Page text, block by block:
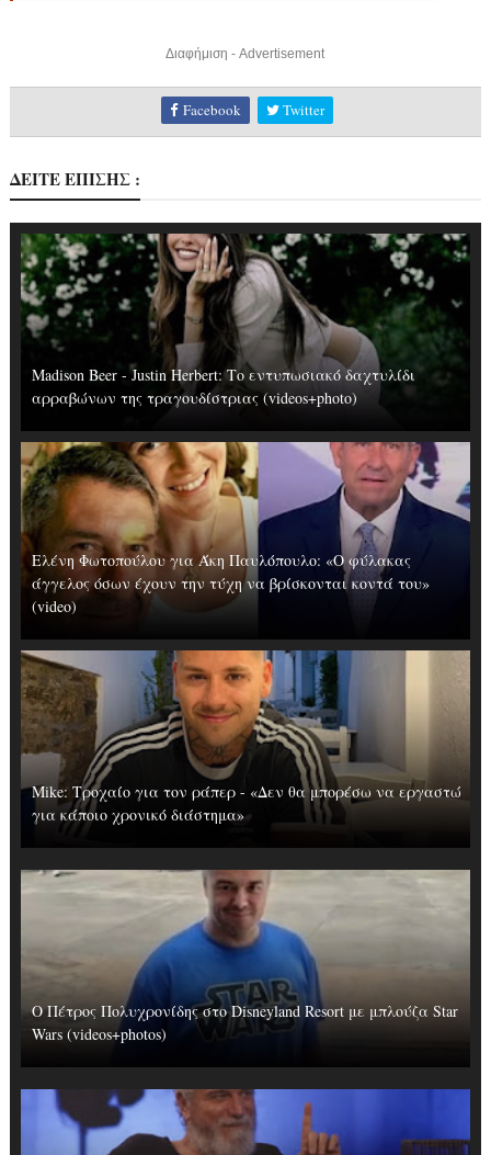
Διαφήμιση - Advertisement
Facebook Twitter
ΔΕΙΤΕ ΕΠΙΣΗΣ :
Madison Beer - Justin Herbert: Το εντυπωσιακό δαχτυλίδι
αρραβώνων της τραγουδίστριας (videos+photo)
Ελένη Φωτοπούλου για Άκη Παυλόπουλο: «Ο φύλακας
άγγελος όσων έχουν την τύχη να βρίσκονται κοντά του»
(video)
Mike: Τροχαίο για τον ράπερ - «Δεν θα μπορέσω να εργαστώ
για κάποιο χρονικό διάστημα»
Ο Πέτρος Πολυχρονίδης στο Disneyland Resort με μπλούζα Star
Wars (videos+photos)